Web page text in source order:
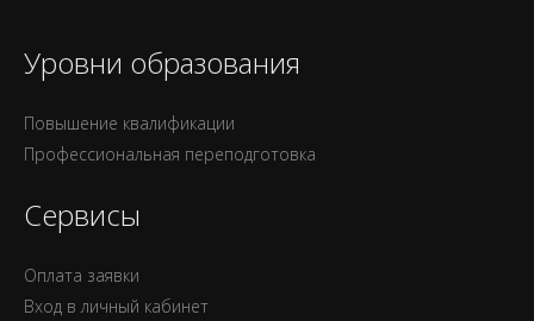
Уровни образования
Повышение квалификации
Профессиональная переподготовка
Сервисы
Оплата заявки
Вход в личный кабинет